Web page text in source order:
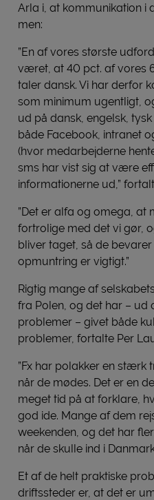
Arla i, at kommunikation i
men:
”En af vores største
været, at 40 pct. af vores
taler dansk. Vi har derfor
som minimum ugentligt,
ud på dansk, engelsk,
både Facebook, intranet
(hvor medarbejderne
sms har vist sig at være
informationerne ud,”
”Det er alfa og omega, at
fortrolige med det vi gør,
bliver taget, så de
opmuntring er vigtigt.”
Rigtig mange af
fra Polen, og det har – ud
problemer – givet både
problemer, fortalte Per
”Fx har polakker en stærk
når de mødes. Det er en
meget tid på at forklare,
god ide. Mange af dem
weekenden, og det har
når de skulle ind i Danmark
Et af de helt praktiske
driftssteder er, at det er